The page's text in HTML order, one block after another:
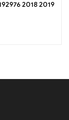
2018 2019